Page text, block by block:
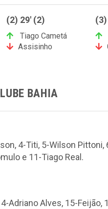
(2) 29' (2)
Tiago Cametá
Assisinho
BAHIA
4-Titi, 5-Wilson
e 11-Tiago Real.
Adriano Alves, 15-